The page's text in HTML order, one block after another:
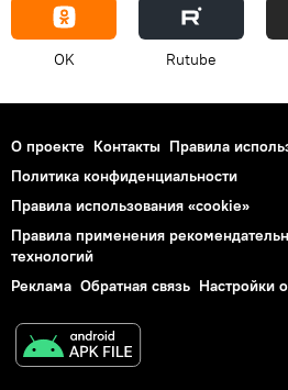
OK Rutube
О проекте Контакты Правила
Политика конфиденциальности
Правила использования «cookie»
Правила применения
технологий
Реклама Обратная связь Настройки